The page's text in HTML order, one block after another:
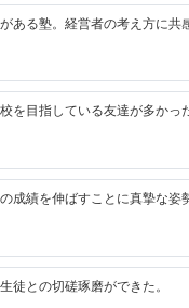
ある塾。経営者の考え方に共
を目指している友達が多かっ
成績を伸ばすことに真摯な姿
徒との切磋琢磨ができた。